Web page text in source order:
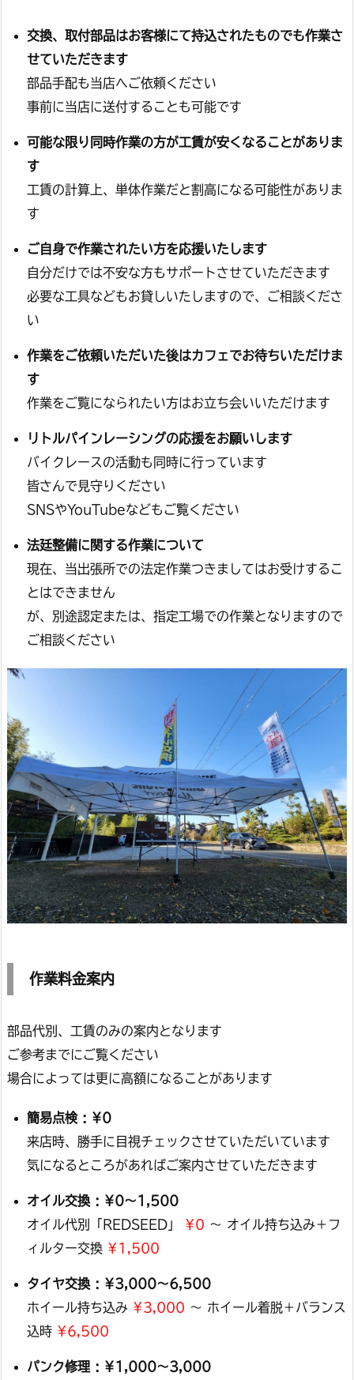
交換、取付部品はお客様にて持込されたものでも作業さ
せていただきます
部品手配も当店へご依頼ください
事前に当店に送付することも可能です
可能な限り同時作業の方が工賃が安くなることがありま
す
工賃の計算上、単体作業だと割高になる可能性がありま
す
ご自身で作業されたい方を応援いたします
自分だけでは不安な方もサポートさせていただきます
必要な工具などもお貸しいたしますので、ご相談くださ
い
作業をご依頼いただいた後はカフェでお待ちいただけま
す
作業をご覧になられたい方はお立ち会いいただけます
リトルパインレーシングの応援をお願いします
バイクレースの活動も同時に行っています
皆さんで見守りください
SNSやYouTubeなどもご覧ください
法廷整備に関する作業について
現在、当出張所での法定作業つきましてはお受けするこ
とはできません
が、別途認定または、指定工場での作業となりますので
ご相談ください
作業料金案内
部品代別、工賃のみの案内となります
ご参考までにご覧ください
場合によっては更に高額になることがあります
簡易点検 : ¥0
来店時、勝手に目視チェックさせていただいています
気になるところがあればご案内させていただきます
オイル交換 : ¥0〜1,500
オイル代別「REDSEED」 ¥0 〜 オイル持ち込み＋フ
ィルター交換 ¥1,500
タイヤ交換 : ¥3,000〜6,500
ホイール持ち込み ¥3,000 〜 ホイール着脱＋バランス
込時 ¥6,500
パンク修理 : ¥1,000〜3,000